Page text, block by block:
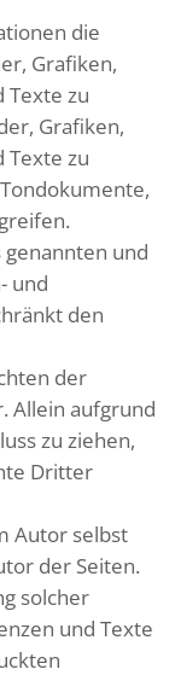
die
Grafiken,
Texte zu
Grafiken,
Texte zu
und
und
den
der
Allein aufgrund
zu ziehen,
Dritter
Autor selbst
der Seiten.
solcher
und Texte